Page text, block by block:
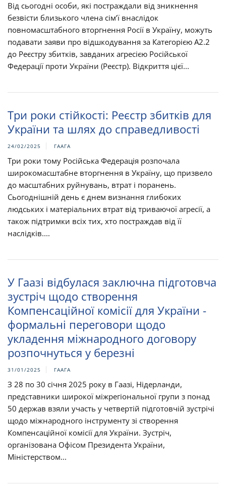
Від сьогодні особи, які постраждали від зникнення
безвісти близького члена сім’ї внаслідок
повномасштабного вторгнення Росії в Україну, можуть
подавати заяви про відшкодування за Категорією A2.2
до Реєстру збитків, завданих агресією Російської
Федерації проти України (Реєстр). Відкриття цієї...
Три роки стійкості: Реєстр збитків для
України та шлях до справедливості
24/02/2025 ГААГА
Три роки тому Російська Федерація розпочала
широкомасштабне вторгнення в Україну, що призвело
до масштабних руйнувань, втрат і поранень.
Сьогоднішній день є днем визнання глибоких
людських і матеріальних втрат від триваючої агресії, а
також підтримки всіх тих, хто постраждав від її
наслідків....
У Гаазі відбулася заключна підготовча
зустріч щодо створення
Компенсаційної комісії для України -
формальні переговори щодо
укладення міжнародного договору
розпочнуться у березні
31/01/2025 ГААГА
З 28 по 30 січня 2025 року в Гаазі, Нідерланди,
представники широкої міжрегіональної групи з понад
50 держав взяли участь у четвертій підготовчій зустрічі
щодо міжнародного інструменту зі створення
Компенсаційної комісії для України. Зустріч,
організована Офісом Президента України,
Міністерством...